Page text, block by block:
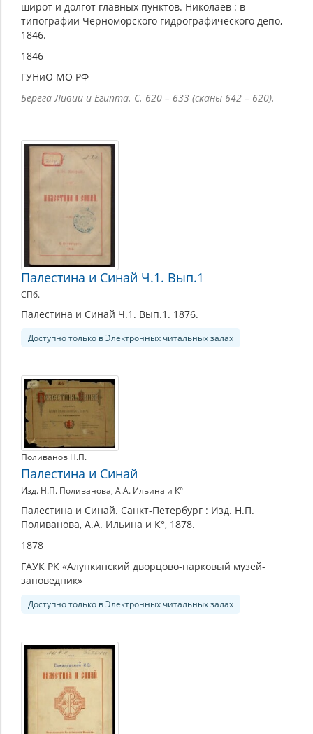
широт и долгот главных пунктов. Николаев : в
типографии Черноморского гидрографического депо,
1846.
1846
ГУНиО МО РФ
Берега Ливии и Египта. С. 620 – 633 (сканы 642 – 620).
Палестина и Синай Ч.1. Вып.1
СПб.
Палестина и Синай Ч.1. Вып.1. 1876.
Доступно только в Электронных читальных залах
Поливанов Н.П.
Палестина и Синай
Изд. Н.П. Поливанова, А.А. Ильина и К°
Палестина и Синай. Санкт-Петербург : Изд. Н.П.
Поливанова, А.А. Ильина и К°, 1878.
1878
ГАУК РК «Алупкинский дворцово-парковый музей-
заповедник»
Доступно только в Электронных читальных залах